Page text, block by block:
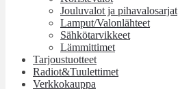
Jouluvalot ja pihavalosarjat
Lamput/Valonlähteet
Sähkötarvikkeet
Lämmittimet
Tarjoustuotteet
Radiot&Tuulettimet
Verkkokauppa